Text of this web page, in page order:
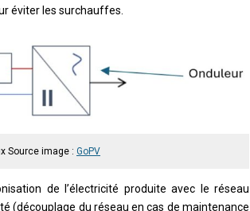
éviter les surchauffes.
Source image : GoPV
de l’électricité produite avec le réseau
(découplage du réseau en cas de maintenance